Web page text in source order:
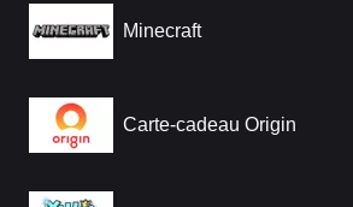
Minecraft
Carte-cadeau Origin